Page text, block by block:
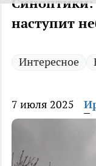
наступит
Интересное
7 июля 2025